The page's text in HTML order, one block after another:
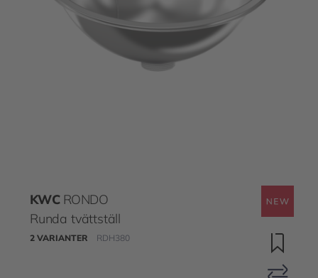
KWC RONDO
Runda tvättställ
2 VARIANTER RDH380